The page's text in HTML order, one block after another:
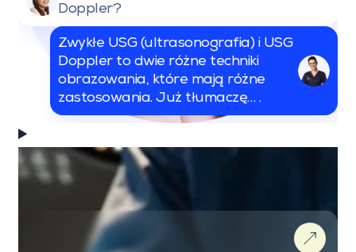
Doppler?
Zwykłe USG (ultrasonografia) i USG
Doppler to dwie różne techniki
obrazowania, które mają różne
zastosowania. Już tłumaczę… .